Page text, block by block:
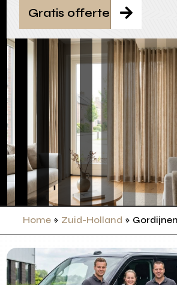

Gratis offerte
Home » Zuid-Holland »